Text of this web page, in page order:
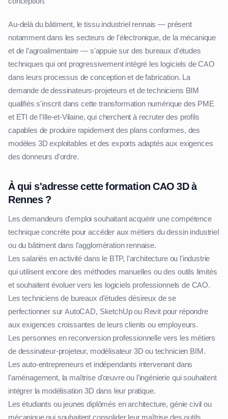
Au-delà du bâtiment, le tissu industriel rennais — présent
notamment dans les secteurs de l'électronique, de la mécanique
et de l'agroalimentaire — s'appuie sur des bureaux d'études
techniques qui ont progressivement intégré les logiciels de CAO
dans leurs processus de conception et de fabrication. La
demande de dessinateurs-projeteurs et de techniciens BIM
qualifiés s'inscrit dans cette transformation numérique des PME
et ETI de l'Ille-et-Vilaine, qui cherchent à recruter des profils
capables de produire rapidement des plans conformes, des
modèles 3D exploitables et des exports adaptés aux exigences
des donneurs d'ordre.
À qui s'adresse cette formation CAO 3D à
Rennes ?
Les demandeurs d'emploi souhaitant acquérir une compétence
technique concrète pour accéder aux métiers du dessin industriel
ou du bâtiment dans l'agglomération rennaise.
Les salariés en activité dans le BTP, l'architecture ou l'industrie
qui utilisent encore des méthodes manuelles ou des outils limités
et souhaitent évoluer vers les logiciels professionnels de CAO.
Les techniciens de bureaux d'études désireux de se
perfectionner sur AutoCAD, SketchUp ou Revit pour répondre
aux exigences croissantes de leurs clients ou employeurs.
Les personnes en reconversion professionnelle vers les métiers
de dessinateur-projeteur, modélisateur 3D ou technicien BIM.
Les auto-entrepreneurs et indépendants intervenant dans
l'aménagement, la maîtrise d'œuvre ou l'ingénierie qui souhaitent
intégrer la modélisation 3D dans leur pratique.
Les étudiants ou jeunes diplômés en architecture, génie civil ou